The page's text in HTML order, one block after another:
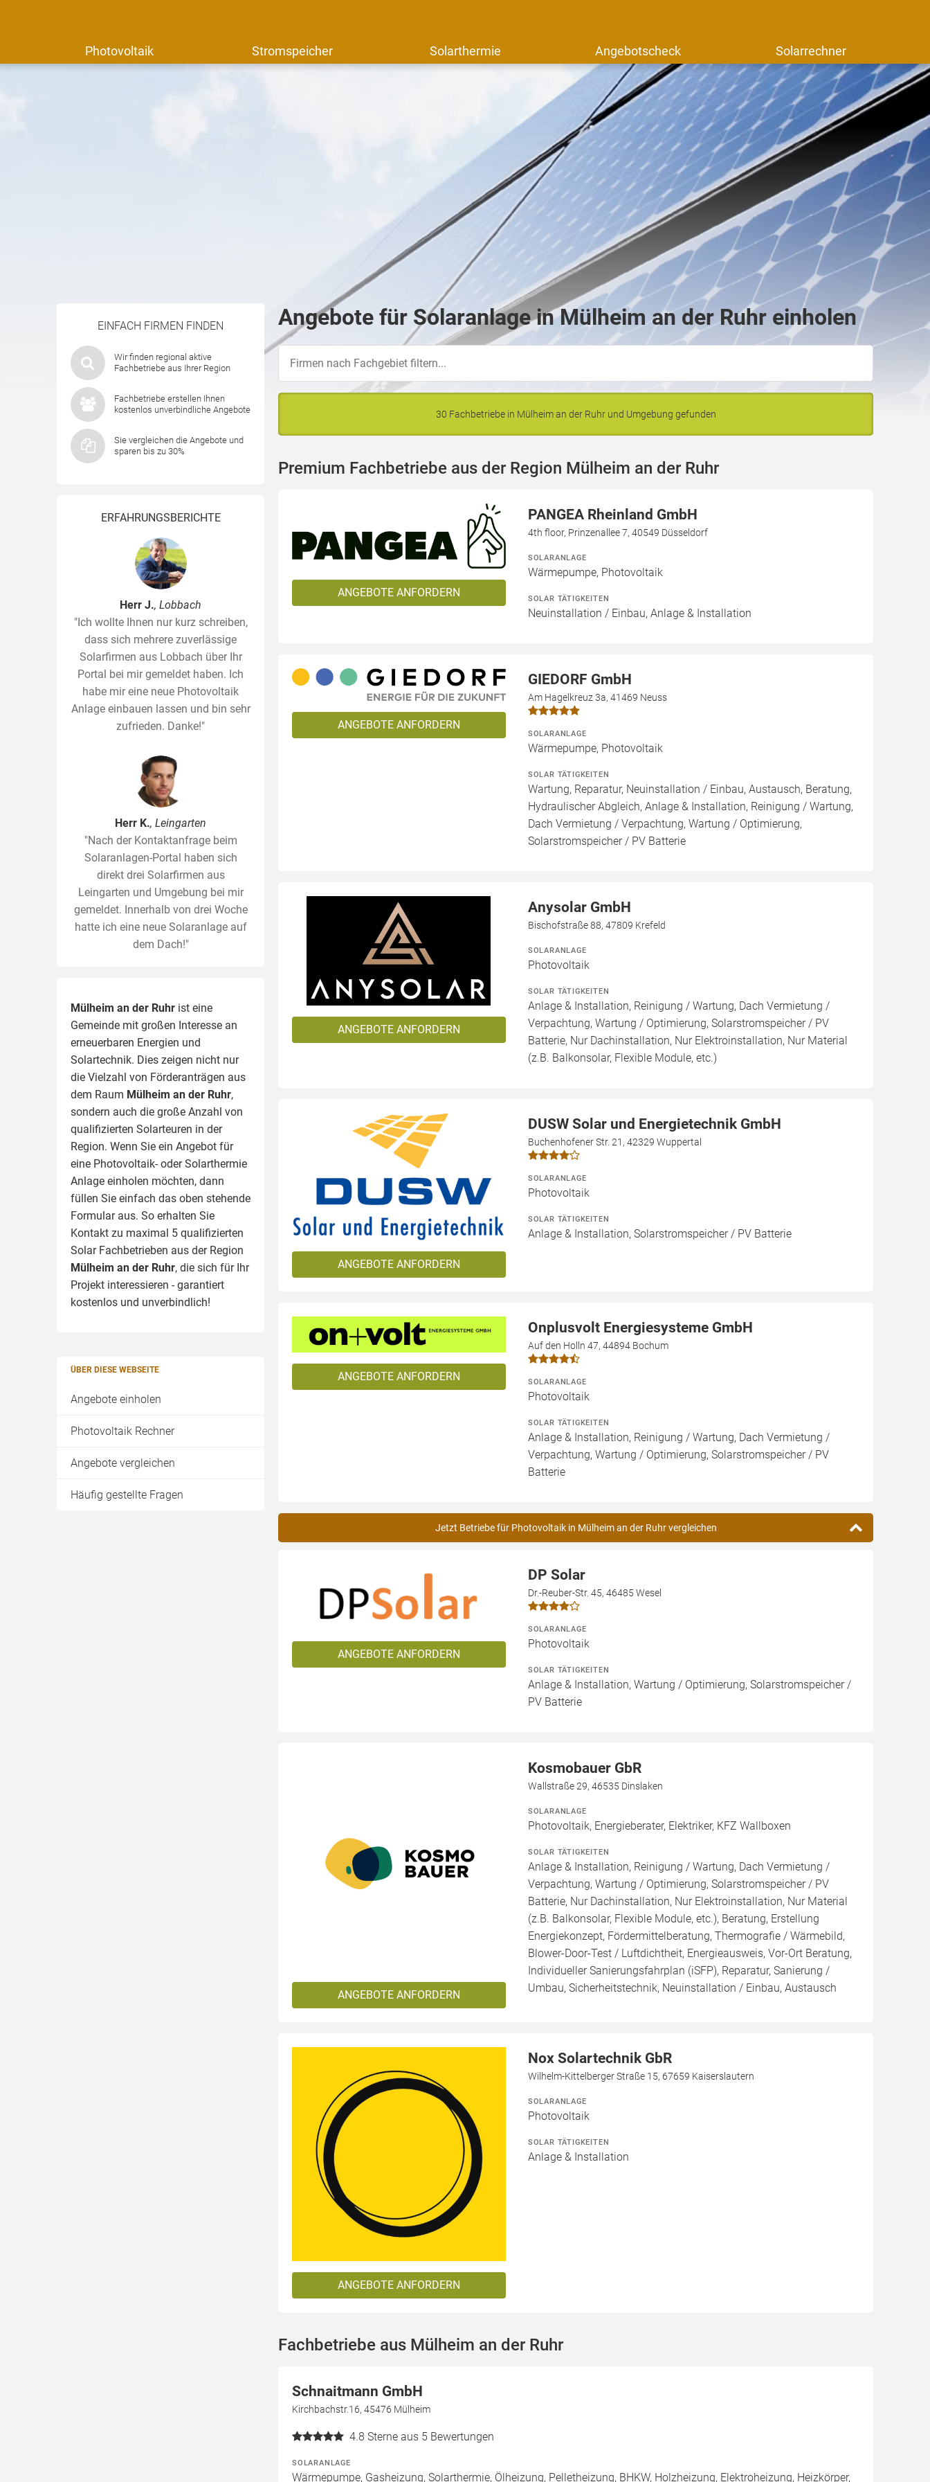
Photovoltaik Stromspeicher Solarthermie Angebotscheck Solarrechner
EINFACH FIRMEN FINDEN
Wir finden regional aktive
Fachbetriebe aus Ihrer Region
Fachbetriebe erstellen Ihnen
kostenlos unverbindliche Angebote
Sie vergleichen die Angebote und
sparen bis zu 30%
ERFAHRUNGSBERICHTE
Herr J., Lobbach
"Ich wollte Ihnen nur kurz schreiben,
dass sich mehrere zuverlässige
Solarfirmen aus Lobbach über Ihr
Portal bei mir gemeldet haben. Ich
habe mir eine neue Photovoltaik
Anlage einbauen lassen und bin sehr
zufrieden. Danke!"
Herr K., Leingarten
"Nach der Kontaktanfrage beim
Solaranlagen-Portal haben sich
direkt drei Solarfirmen aus
Leingarten und Umgebung bei mir
gemeldet. Innerhalb von drei Woche
hatte ich eine neue Solaranlage auf
dem Dach!"
Mülheim an der Ruhr ist eine
Gemeinde mit großen Interesse an
erneuerbaren Energien und
Solartechnik. Dies zeigen nicht nur
die Vielzahl von Förderanträgen aus
dem Raum Mülheim an der Ruhr,
sondern auch die große Anzahl von
qualifizierten Solarteuren in der
Region. Wenn Sie ein Angebot für
eine Photovoltaik- oder Solarthermie
Anlage einholen möchten, dann
füllen Sie einfach das oben stehende
Formular aus. So erhalten Sie
Kontakt zu maximal 5 qualifizierten
Solar Fachbetrieben aus der Region
Mülheim an der Ruhr, die sich für Ihr
Projekt interessieren - garantiert
kostenlos und unverbindlich!
ÜBER DIESE WEBSEITE
Angebote einholen
Photovoltaik Rechner
Angebote vergleichen
Häufig gestellte Fragen
Angebote für Solaranlage in Mülheim an der Ruhr einholen
30 Fachbetriebe in Mülheim an der Ruhr und Umgebung gefunden
Premium Fachbetriebe aus der Region Mülheim an der Ruhr
ANGEBOTE ANFORDERN
PANGEA Rheinland GmbH
4th floor, Prinzenallee 7, 40549 Düsseldorf
SOLARANLAGE
Wärmepumpe, Photovoltaik
SOLAR TÄTIGKEITEN
Neuinstallation / Einbau, Anlage & Installation
ANGEBOTE ANFORDERN
GIEDORF GmbH
Am Hagelkreuz 3a, 41469 Neuss
SOLARANLAGE
Wärmepumpe, Photovoltaik
SOLAR TÄTIGKEITEN
Wartung, Reparatur, Neuinstallation / Einbau, Austausch, Beratung,
Hydraulischer Abgleich, Anlage & Installation, Reinigung / Wartung,
Dach Vermietung / Verpachtung, Wartung / Optimierung,
Solarstromspeicher / PV Batterie
ANGEBOTE ANFORDERN
Anysolar GmbH
Bischofstraße 88, 47809 Krefeld
SOLARANLAGE
Photovoltaik
SOLAR TÄTIGKEITEN
Anlage & Installation, Reinigung / Wartung, Dach Vermietung /
Verpachtung, Wartung / Optimierung, Solarstromspeicher / PV
Batterie, Nur Dachinstallation, Nur Elektroinstallation, Nur Material
(z.B. Balkonsolar, Flexible Module, etc.)
ANGEBOTE ANFORDERN
DUSW Solar und Energietechnik GmbH
Buchenhofener Str. 21, 42329 Wuppertal
SOLARANLAGE
Photovoltaik
SOLAR TÄTIGKEITEN
Anlage & Installation, Solarstromspeicher / PV Batterie
ANGEBOTE ANFORDERN
Onplusvolt Energiesysteme GmbH
Auf den Holln 47, 44894 Bochum
SOLARANLAGE
Photovoltaik
SOLAR TÄTIGKEITEN
Anlage & Installation, Reinigung / Wartung, Dach Vermietung /
Verpachtung, Wartung / Optimierung, Solarstromspeicher / PV
Batterie
Jetzt Betriebe für Photovoltaik in Mülheim an der Ruhr vergleichen
ANGEBOTE ANFORDERN
DP Solar
Dr.-Reuber-Str. 45, 46485 Wesel
SOLARANLAGE
Photovoltaik
SOLAR TÄTIGKEITEN
Anlage & Installation, Wartung / Optimierung, Solarstromspeicher /
PV Batterie
ANGEBOTE ANFORDERN
Kosmobauer GbR
Wallstraße 29, 46535 Dinslaken
SOLARANLAGE
Photovoltaik, Energieberater, Elektriker, KFZ Wallboxen
SOLAR TÄTIGKEITEN
Anlage & Installation, Reinigung / Wartung, Dach Vermietung /
Verpachtung, Wartung / Optimierung, Solarstromspeicher / PV
Batterie, Nur Dachinstallation, Nur Elektroinstallation, Nur Material
(z.B. Balkonsolar, Flexible Module, etc.), Beratung, Erstellung
Energiekonzept, Fördermittelberatung, Thermografie / Wärmebild,
Blower-Door-Test / Luftdichtheit, Energieausweis, Vor-Ort Beratung,
Individueller Sanierungsfahrplan (iSFP), Reparatur, Sanierung /
Umbau, Sicherheitstechnik, Neuinstallation / Einbau, Austausch
ANGEBOTE ANFORDERN
Nox Solartechnik GbR
Wilhelm-Kittelberger Straße 15, 67659 Kaiserslautern
SOLARANLAGE
Photovoltaik
SOLAR TÄTIGKEITEN
Anlage & Installation
Fachbetriebe aus Mülheim an der Ruhr
Schnaitmann GmbH
Kirchbachstr.16, 45476 Mülheim
4.8 Sterne aus 5 Bewertungen
SOLARANLAGE
Wärmepumpe, Gasheizung, Solarthermie, Ölheizung, Pelletheizung, BHKW, Holzheizung, Elektroheizung, Heizkörper,